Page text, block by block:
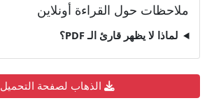
ملاحظات حول القراءة أونلاين
لماذا لا يظهر قارئ الـ PDF؟
الذهاب لصفحة التحميل